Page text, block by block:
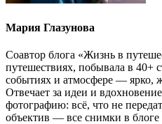
Мария Глазунова
Соавтор блога «Жизнь в
путешествиях, побывала в 40+
событиях и атмосфере — ярко,
Отвечает за идеи и
фотографию: всё, что не
объектив — все снимки в блоге